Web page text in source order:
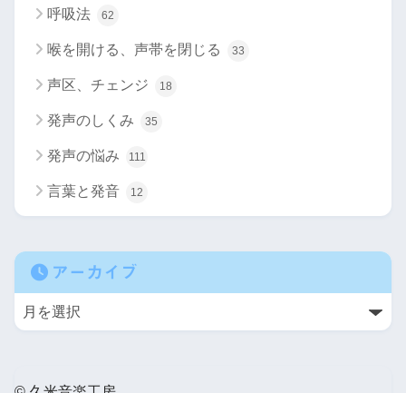
呼吸法 62
喉を開ける、声帯を閉じる 33
声区、チェンジ 18
発声のしくみ 35
発声の悩み 111
言葉と発音 12
アーカイブ